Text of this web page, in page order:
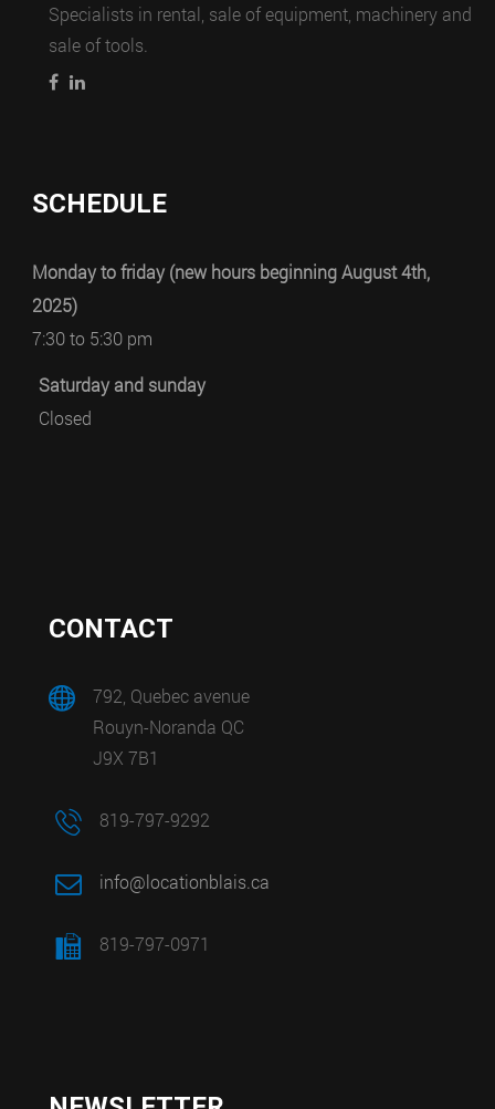
Specialists in rental, sale of equipment, machinery and
sale of tools.
SCHEDULE
Monday to friday (new hours beginning August 4th,
2025)
7:30 to 5:30 pm
Saturday and sunday
Closed
CONTACT
792, Quebec avenue
Rouyn-Noranda QC
J9X 7B1
819-797-9292
info@locationblais.ca
819-797-0971